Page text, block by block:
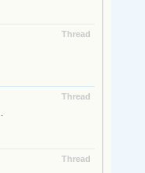
Thread
Thread
Thread